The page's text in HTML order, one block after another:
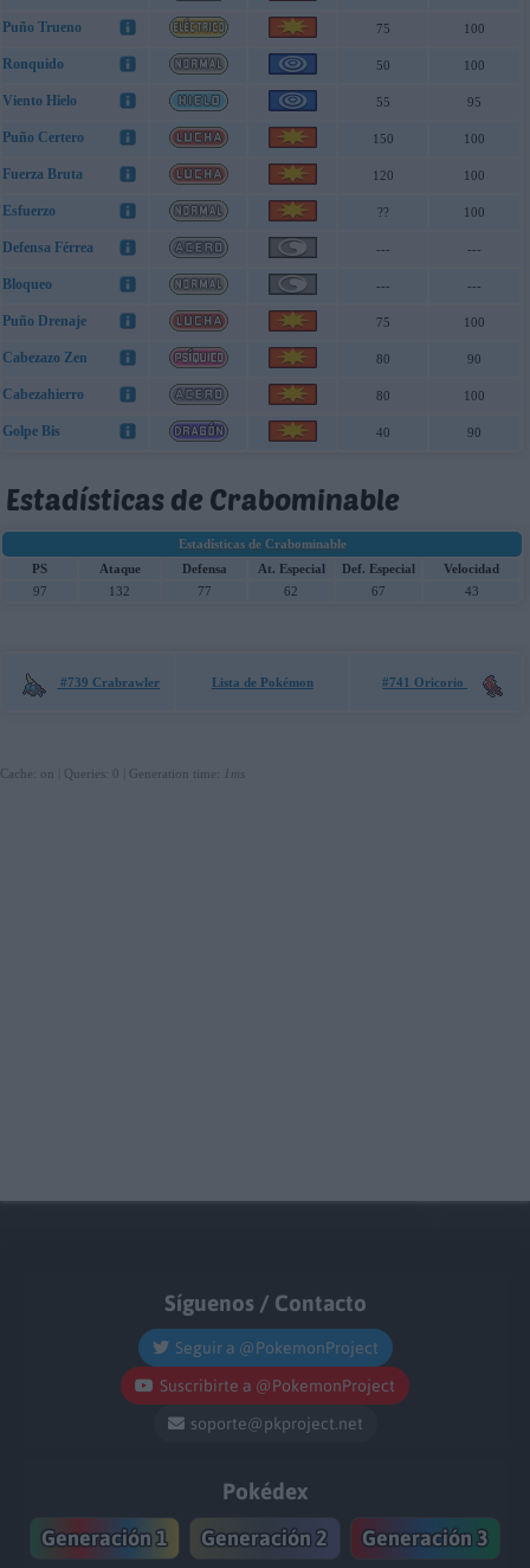
Puño Trueno 75 100
Ronquido 50 100
Viento Hielo 55 95
Puño Certero 150 100
Fuerza Bruta 120 100
Esfuerzo ?? 100
Defensa Férrea --- ---
Bloqueo --- ---
Puño Drenaje 75 100
Cabezazo Zen 80 90
Cabezahierro 80 100
Golpe Bis 40 90
Estadísticas de Crabominable
Estadísticas de Crabominable
PS
Ataque Defensa At. Especial Def. Especial
Velocidad
97
132 77 62 67 43
#739 Crabrawler Lista de Pokémon #741 Oricorio
Cache: on | Queries: 0 | Generation time: 1ms
Síguenos / Contacto
Seguir a @PokemonProject
Suscribirte a @PokemonProject
soporte@pkproject.net
Pokédex
Generación 1
Generación 2 Generación 3